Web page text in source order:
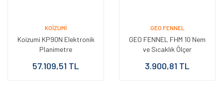
KOIZUMI
Koizumi KP90N Elektronik
Planimetre
57.109,51 TL
GEO FENNEL
GEO FENNEL FHM 10 Nem
ve Sıcaklık Ölçer
3.900,81 TL